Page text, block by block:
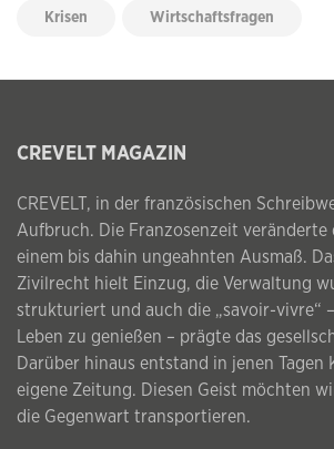
Krisen Wirtschaftsfragen
CREVELT MAGAZIN
CREVELT, in der französischen
Aufbruch. Die Franzosenzeit veränderte
einem bis dahin ungeahnten Ausmaß.
Zivilrecht hielt Einzug, die Verwaltung
strukturiert und auch die „savoir-vivre“
Leben zu genießen – prägte das
Darüber hinaus entstand in jenen Tagen
eigene Zeitung. Diesen Geist möchten
die Gegenwart transportieren.